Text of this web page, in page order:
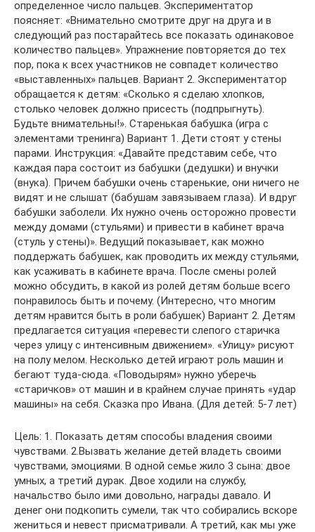
определенное число пальцев. Экспериментатор
поясняет: «Внимательно смотрите друг на друга и в
следующий раз постарайтесь все показать одинаковое
количество пальцев». Упражнение повторяется до тех
пор, пока к всех участников не совпадет количество
«выставленных» пальцев. Вариант 2. Экспериментатор
обращается к детям: «Сколько я сделаю хлопков,
столько человек должно присесть (подпрыгнуть).
Будьте внимательны!». Старенькая бабушка (игра с
элементами тренинга) Вариант 1. Дети стоят у стены
парами. Инструкция: «Давайте представим себе, что
каждая пара состоит из бабушки (дедушки) и внучки
(внука). Причем бабушки очень старенькие, они ничего не
видят и не слышат (бабушам завязываем глаза). И вдруг
бабушки заболели. Их нужно очень осторожно провести
между домами (стульями) и привести в кабинет врача
(стуль у стены)». Ведущий показывает, как можно
поддержать бабушек, как проводить их между стульями,
как усаживать в кабинете врача. После смены ролей
можно обсудить, в какой из ролей детям больше всего
понравилось быть и почему. (Интересно, что многим
детям нравится быть в роли бабушек) Вариант 2. Детям
предлагается ситуация «перевести слепого старичка
через улицу с интенсивным движением». «Улицу» рисуют
на полу мелом. Несколько детей играют роль машин и
бегают туда-сюда. «Поводырям» нужно уберечь
«старичков» от машин и в крайнем случае принять «удар
машины» на себя. Сказка про Ивана. (Для детей: 5-7 лет)
Цель: 1. Показать детям способы владения своими
чувствами. 2.Вызвать желание детей владеть своими
чувствами, эмоциями. В одной семье жило 3 сына: двое
умных, а третий дурак. Двое ходили на службу,
начальство было ими довольно, награды давало. И
денег они подкопить сумели, так что собирались вскоре
жениться и невест присматривали. А третий, как мы уже